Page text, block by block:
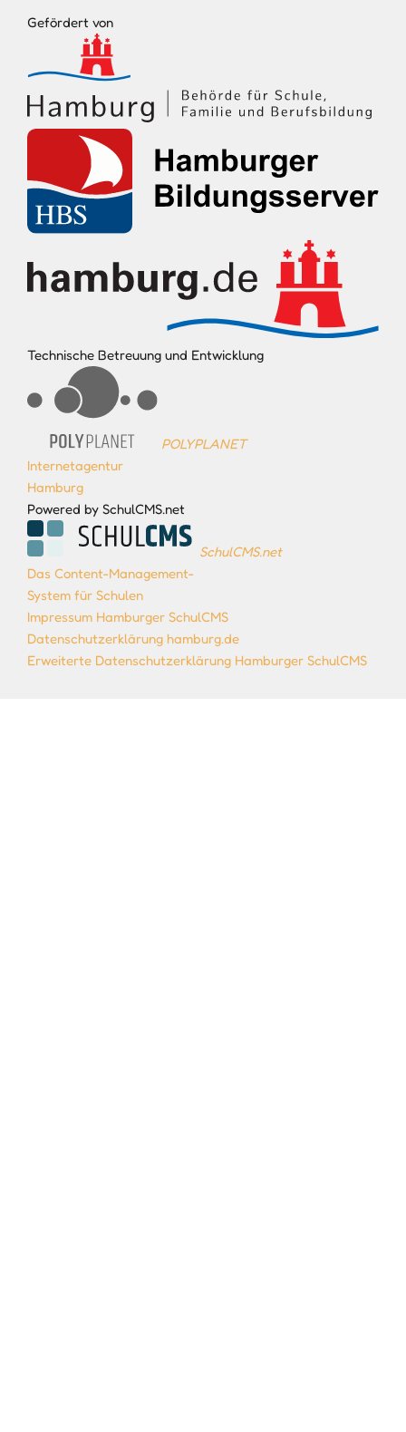
Gefördert von
Technische Betreuung und Entwicklung
POLYPLANET
Internetagentur
Hamburg
Powered by SchulCMS.net
SchulCMS.net
Das Content-Management-
System für Schulen
Impressum Hamburger SchulCMS
Datenschutzerklärung hamburg.de
Erweiterte Datenschutzerklärung Hamburger SchulCMS